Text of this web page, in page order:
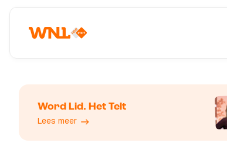
Word Lid. Het Telt
Lees meer